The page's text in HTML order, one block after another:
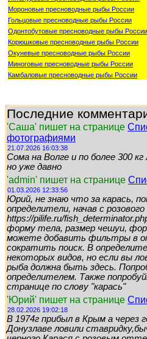
Мороновые пресноводные рыбы России
Гольцовые пресноводные рыбы России
Одонтобутовые пресноводные рыбы России
Корюшковые пресноводные рыбы России
Окуневые пресноводные рыбы России
Миноговые пресноводные рыбы России
Камбаловые пресноводные рыбы России
Последние
'Саша' пишет на странице
фотографиями
21.07.2026 16:03:38
Сома на Волге и по более 300
но уже давно
'admin' пишет на странице
01.03.2026 12:33:56
Юрий, не знаю что за карась,
определители, начав с
https://pilife.ru/
форму тела, размер чешуи,
можете добавить фильтры в
сократить поиск. В
некоторых видов, но если вы
рыба должна быть здесь.
определителем. Также
странице по слову "карась"
'Юрий' пишет на странице
28.02.2026 19:02:18
В 1974г прибыл в Крым а через
Донузлаве ловили